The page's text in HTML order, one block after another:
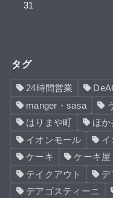
31
タグ
24時間営業
manger・sasa
はりまや町
ほか
イオンモール
イ
ケーキ
ケーキ屋
テイクアウト
デ
デアゴスティーニ